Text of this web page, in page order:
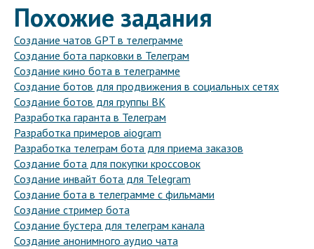
Похожие задания
Создание чатов GPT в телеграмме
Создание бота парковки в Телеграм
Создание кино бота в телеграмме
Создание ботов для продвижения в социальных сетях
Создание ботов для группы ВК
Разработка гаранта в Телеграм
Разработка примеров aiogram
Разработка телеграм бота для приема заказов
Создание бота для покупки кроссовок
Создание инвайт бота для Telegram
Создание бота в телеграмме с фильмами
Создание стример бота
Создание бустера для телеграм канала
Создание анонимного аудио чата